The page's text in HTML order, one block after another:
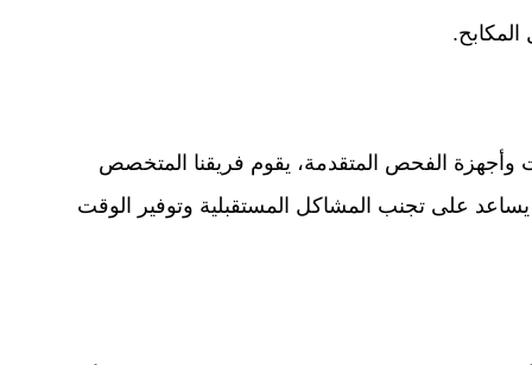
وأجهزة الفحص المتقدمة، يقوم فريقنا المتخصص
على تجنب المشاكل المستقبلية وتوفير الوقت